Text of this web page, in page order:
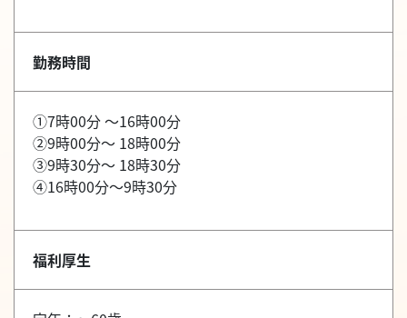
勤務時間
①7時00分 ～16時00分
②9時00分～ 18時00分
③9時30分～ 18時30分
④16時00分～9時30分
福利厚生